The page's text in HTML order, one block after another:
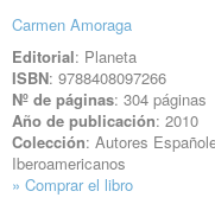
Carmen Amoraga
Editorial: Planeta
ISBN: 9788408097266
Nº de páginas: 304 páginas
Año de publicación: 2010
Colección: Autores
Iberoamericanos
» Comprar el libro